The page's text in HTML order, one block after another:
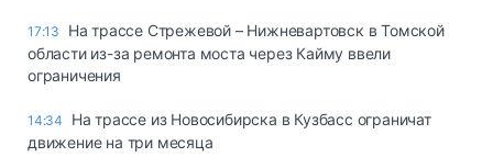
17:13
На трассе Стрежевой – Нижневартовск в Томской
области из-за ремонта моста через Кайму ввели
ограничения
14:34
На трассе из Новосибирска в Кузбасс ограничат
движение на три месяца